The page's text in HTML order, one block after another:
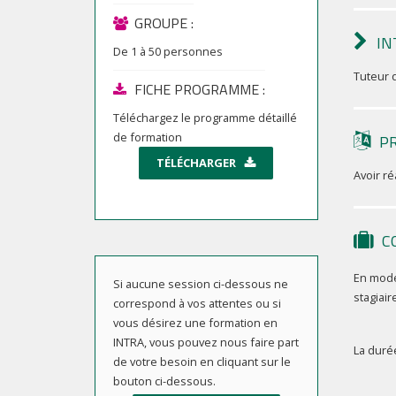
GROUPE :
De 1 à 50personnes
FICHE PROGRAMME :
Téléchargez le programme détaillé
de formation
TÉLÉCHARGER
Si aucune session ci-dessous ne
correspond à vos attentes ou si
vous désirez une formation en
INTRA, vous pouvez nous faire part
de votre besoin en cliquant sur le
bouton ci-dessous.
Tuteur
Avoir
En
La